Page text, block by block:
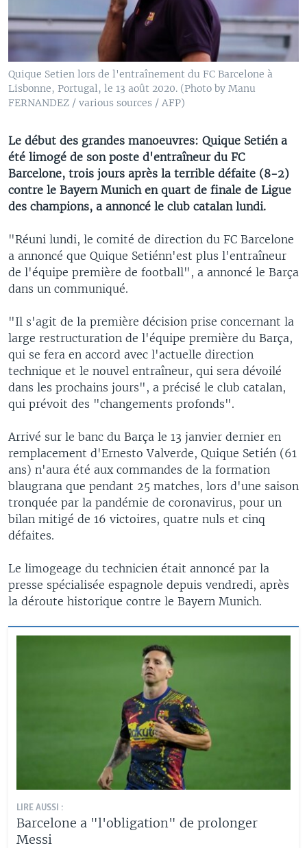
Quique Setien lors de l'entraînement du FC Barcelone à
Lisbonne, Portugal, le 13 août 2020. (Photo by Manu
FERNANDEZ / various sources / AFP)
Le début des grandes manoeuvres: Quique Setién a
été limogé de son poste d'entraîneur du FC
Barcelone, trois jours après la terrible défaite (8-2)
contre le Bayern Munich en quart de finale de Ligue
des champions, a annoncé le club catalan lundi.
"Réuni lundi, le comité de direction du FC Barcelone
a annoncé que Quique Setiénn'est plus l'entraîneur
de l'équipe première de football", a annoncé le Barça
dans un communiqué.
"Il s'agit de la première décision prise concernant la
large restructuration de l'équipe première du Barça,
qui se fera en accord avec l'actuelle direction
technique et le nouvel entraîneur, qui sera dévoilé
dans les prochains jours", a précisé le club catalan,
qui prévoit des "changements profonds".
Arrivé sur le banc du Barça le 13 janvier dernier en
remplacement d'Ernesto Valverde, Quique Setién (61
ans) n'aura été aux commandes de la formation
blaugrana que pendant 25 matches, lors d'une saison
tronquée par la pandémie de coronavirus, pour un
bilan mitigé de 16 victoires, quatre nuls et cinq
défaites.
Le limogeage du technicien était annoncé par la
presse spécialisée espagnole depuis vendredi, après
la déroute historique contre le Bayern Munich.
LIRE AUSSI :
Barcelone a "l'obligation" de prolonger
Messi